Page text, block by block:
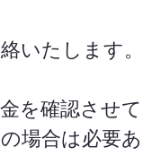
いたします。
を確認させて
場合は必要あ